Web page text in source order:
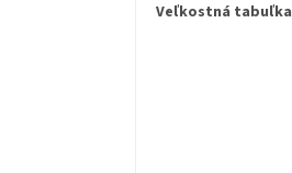
Veľkostná tabuľka